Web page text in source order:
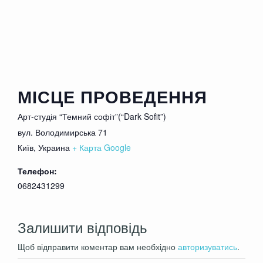
МІСЦЕ ПРОВЕДЕННЯ
Арт-студія “Темний софіт”(“Dark Sofit”)
вул. Володимирська 71
Київ, Украина + Карта Google
Телефон:
0682431299
Залишити відповідь
Щоб відправити коментар вам необхідно авторизуватись.